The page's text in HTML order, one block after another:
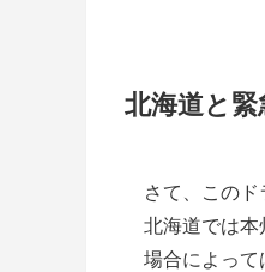
北海道と緊
さて、この
北海道では本
場合によって